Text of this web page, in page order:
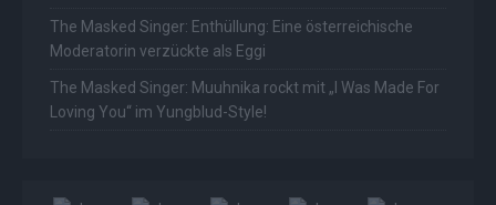
The Masked Singer: Enthüllung: Eine österreichische
Moderatorin verzückte als Eggi
The Masked Singer: Muuhnika rockt mit „I Was Made For
Loving You“ im Yungblud-Style!